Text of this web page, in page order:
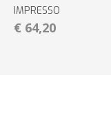
IMPRESSO
€ 64,20